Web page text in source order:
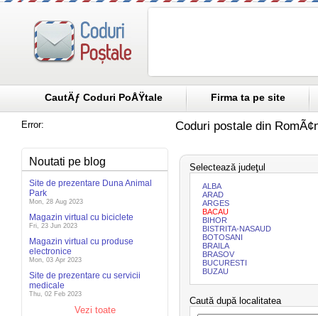
CautÄƒ Coduri PoÅŸtale Firma ta pe site
Error:
Noutati pe blog
Site de prezentare Duna Animal
Park
Mon, 28 Aug 2023
Magazin virtual cu biciclete
Fri, 23 Jun 2023
Magazin virtual cu produse
electronice
Mon, 03 Apr 2023
Site de prezentare cu servicii
medicale
Thu, 02 Feb 2023
Vezi toate
Coduri postale din
Selectează judeţul
ALBA
ARAD
ARGES
BACAU
BIHOR
BISTRITA-NASAUD
BOTOSANI
BRAILA
BRASOV
BUCURESTI
BUZAU
Caută după localitatea